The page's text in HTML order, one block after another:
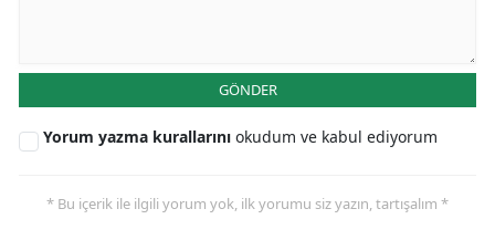
GÖNDER
Yorum yazma kurallarını okudum ve kabul ediyorum
* Bu içerik ile ilgili yorum yok, ilk yorumu siz yazın, tartışalım *